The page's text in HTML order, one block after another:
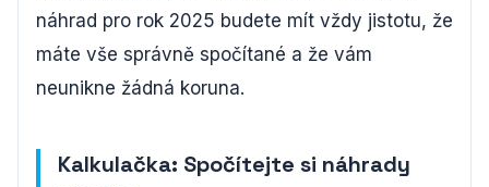
náhrad pro rok 2025 budete mít vždy jistotu, že
máte vše správně spočítané a že vám
neunikne žádná koruna.
Kalkulačka: Spočítejte si náhrady